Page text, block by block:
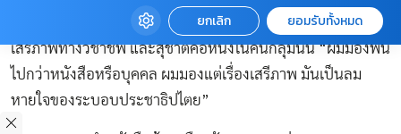
ผู้ทำหน้าที่“ประตูความคิด” กลุ่มหนึ่งร่วมลงนามแสดงจุดยืนถึง
เสรีภาพทางวิชาชีพ และสุชาติคือหนึ่งในคนกลุ่มนั้น “ผมมองพ้น
ไปกว่าหนังสือหรือบุคคล ผมมองแต่เรื่องเสรีภาพ มันเป็นลม
หายใจของระบอบประชาธิปไตย”
ยกเลิก ยอมรับทั้งหมด